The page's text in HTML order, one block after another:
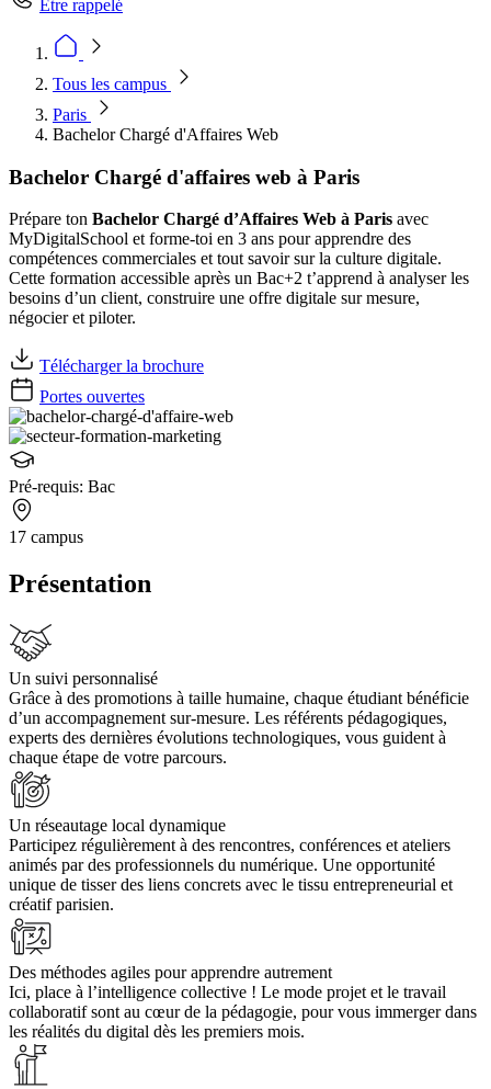
Être rappelé
Tous les campus
Paris
Bachelor Chargé d'Affaires Web
Bachelor Chargé d'affaires web à Paris
Prépare ton Bachelor Chargé d’Affaires Web à Paris avec
MyDigitalSchool et forme-toi en 3 ans pour apprendre des
compétences commerciales et tout savoir sur la culture digitale.
Cette formation accessible après un Bac+2 t’apprend à analyser les
besoins d’un client, construire une offre digitale sur mesure,
négocier et piloter.
Télécharger la brochure
Portes ouvertes
Pré-requis: Bac
17 campus
Présentation
Un suivi personnalisé
Grâce à des promotions à taille humaine, chaque étudiant bénéficie
d’un accompagnement sur-mesure. Les référents pédagogiques,
experts des dernières évolutions technologiques, vous guident à
chaque étape de votre parcours.
Un réseautage local dynamique
Participez régulièrement à des rencontres, conférences et ateliers
animés par des professionnels du numérique. Une opportunité
unique de tisser des liens concrets avec le tissu entrepreneurial et
créatif parisien.
Des méthodes agiles pour apprendre autrement
Ici, place à l’intelligence collective ! Le mode projet et le travail
collaboratif sont au cœur de la pédagogie, pour vous immerger dans
les réalités du digital dès les premiers mois.